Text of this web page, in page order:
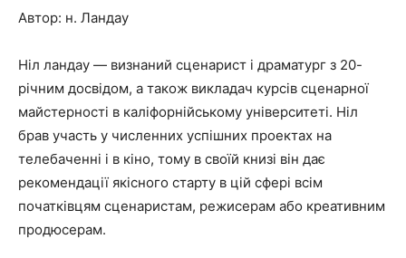
Автор: н. Ландау
Ніл ландау — визнаний сценарист і драматург з 20-
річним досвідом, а також викладач курсів сценарної
майстерності в каліфорнійському університеті. Ніл
брав участь у численних успішних проектах на
телебаченні і в кіно, тому в своїй книзі він дає
рекомендації якісного старту в цій сфері всім
початківцям сценаристам, режисерам або креативним
продюсерам.